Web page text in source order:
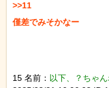
>>11
僅差でみそかなー
15 名前： 以下、？ちゃ